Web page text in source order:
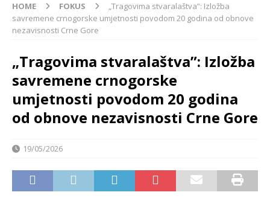
HOME FOKUS
„Tragovima stvaralaštva”: Izložba
savremene crnogorske umjetnosti povodom 20 godina od obnove
nezavisnosti Crne Gore
„Tragovima stvaralaštva”: Izložba
savremene crnogorske
umjetnosti povodom 20 godina
od obnove nezavisnosti Crne Gore
19/05/2026